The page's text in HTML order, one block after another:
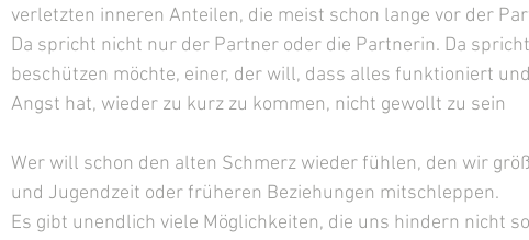
verletzten inneren Anteilen, die meist schon lange vor der
Da spricht nicht nur der Partner oder die Partnerin. Da
beschützen möchte, einer, der will, dass alles funktioniert
Angst hat, wieder zu kurz zu kommen, nicht gewollt zu sein
Wer will schon den alten Schmerz wieder fühlen, den wir
und Jugendzeit oder früheren Beziehungen mitschleppen.
Es gibt unendlich viele Möglichkeiten, die uns hindern nicht